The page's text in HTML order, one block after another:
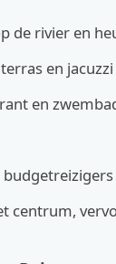
de rivier en
en jacuzzi
en
centrum,